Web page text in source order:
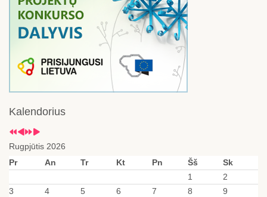
Kalendorius
Rugpjūtis 2026
Pr
An Tr Kt Pn Šš
Sk
1
2
3
4 5 6 7 8
9